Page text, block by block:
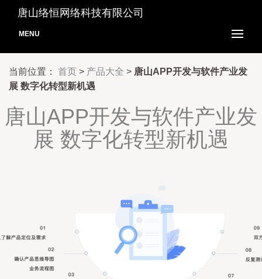
唐山络恒网络科技有限公司
MENU
当前位置： 首页 > 产品大全 > 唐山APP开发与软件产业发
展 数字化转型新机遇
唐山APP开发与软件产业发
展 数字化转型新机遇